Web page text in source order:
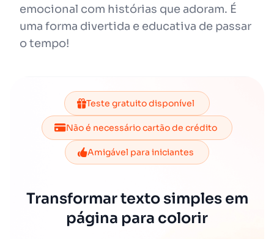
emocional com histórias que adoram. É
uma forma divertida e educativa de passar
o tempo!
Teste gratuito disponível
Não é necessário cartão de crédito
Amigável para iniciantes
Transformar texto simples em
página para colorir